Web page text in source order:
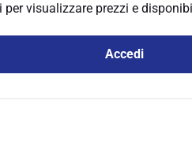
per visualizzare prezzi e
Accedi